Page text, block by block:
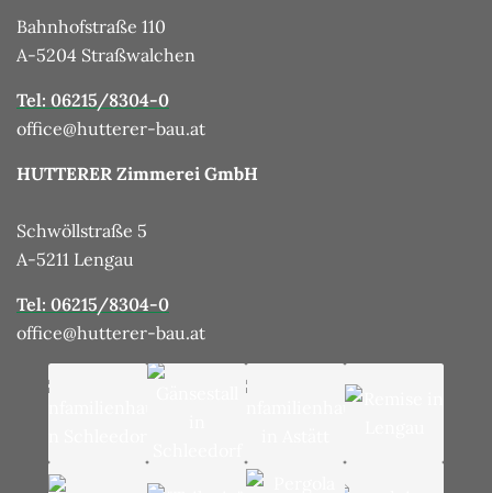
Bahnhofstraße 110
A-5204 Straßwalchen
Tel: 06215/8304-0
office@hutterer-bau.at
HUTTERER Zimmerei GmbH
Schwöllstraße 5
A-5211 Lengau
Tel: 06215/8304-0
office@hutterer-bau.at